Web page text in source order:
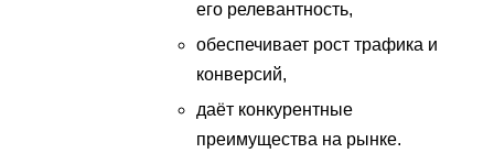
его релевантность,
обеспечивает рост трафика и
конверсий,
даёт конкурентные
преимущества на рынке.